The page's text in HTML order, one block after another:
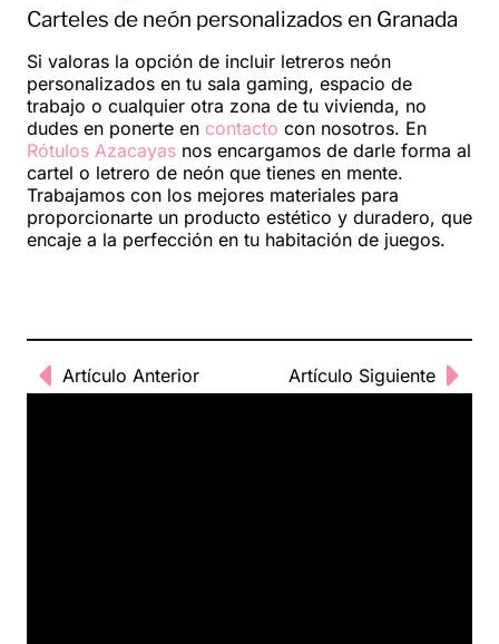
Carteles de neón personalizados en Granada
Si valoras la opción de incluir letreros neón
personalizados en tu sala gaming, espacio de
trabajo o cualquier otra zona de tu vivienda, no
dudes en ponerte en contacto con nosotros. En
Rótulos Azacayas nos encargamos de darle forma al
cartel o letrero de neón que tienes en mente.
Trabajamos con los mejores materiales para
proporcionarte un producto estético y duradero, que
encaje a la perfección en tu habitación de juegos.
Artículo Anterior Artículo Siguiente